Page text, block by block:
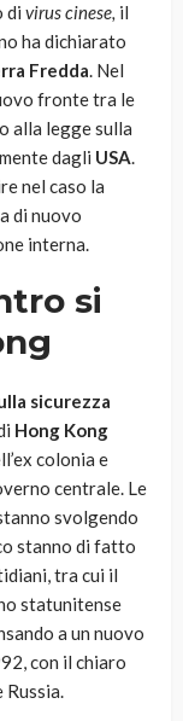
di virus cinese, il
ha dichiarato
Fredda. Nel
fronte tra le
alla legge sulla
dagli USA.
nel caso la
di nuovo
interna.
si
sicurezza
Hong Kong
colonia e
centrale. Le
svolgendo
stanno di fatto
tra cui il
statunitense
a un nuovo
con il chiaro
Russia.